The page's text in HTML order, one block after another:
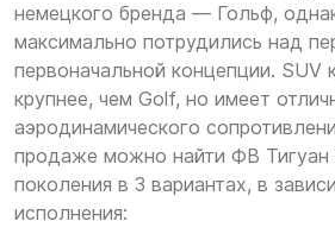
немецкого бренда — Гольф,
максимально потрудились над
первоначальной концепции. SUV
крупнее, чем Golf, но имеет
аэродинамического
продаже можно найти ФВ Тигуан
поколения в 3 вариантах, в
исполнения: